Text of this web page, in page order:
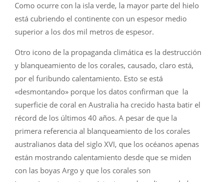
Como ocurre con la isla verde, la mayor parte del hielo
está cubriendo el continente con un espesor medio
superior a los dos mil metros de espesor.
Otro icono de la propaganda climática es la destrucción
y blanqueamiento de los corales, causado, claro está,
por el furibundo calentamiento. Esto se está
«desmontando» porque los datos confirman que la
superficie de coral en Australia ha crecido hasta batir el
récord de los últimos 40 años. A pesar de que la
primera referencia al blanqueamiento de los corales
australianos data del siglo XVI, que los océanos apenas
están mostrando calentamiento desde que se miden
con las boyas Argo y que los corales son